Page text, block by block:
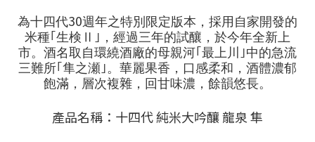
為十四代30週年之特別限定版本，採用自家開發的
米種｢生検 Ⅱ ｣，經過三年的試釀，於今年全新上
市。酒名取自環繞酒廠的母親河｢最上川｣中的急流
三難所｢隼之瀬｣。華麗果香，口感柔和，酒體濃郁
飽滿，層次複雜，回甘味濃，餘韻悠長。
產品名稱：十四代 純米大吟釀 龍泉 隼